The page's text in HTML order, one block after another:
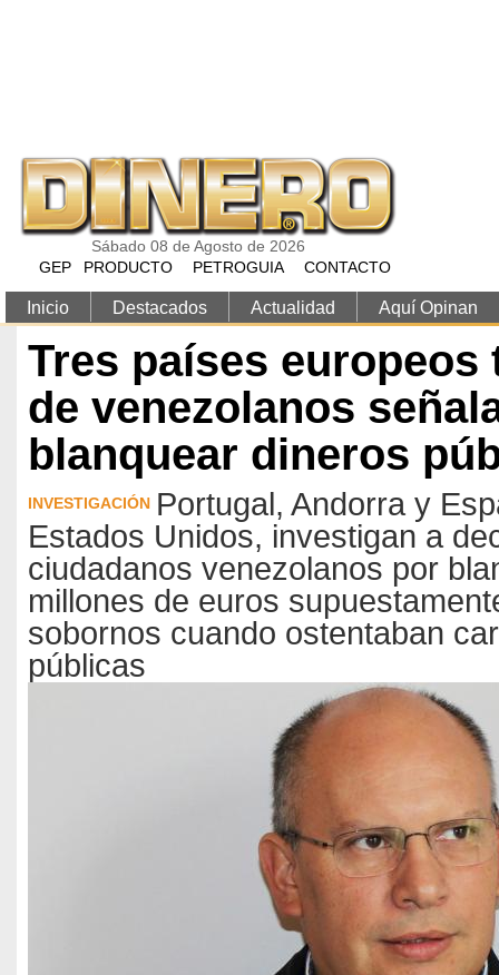
Sábado 08 de Agosto de 2026
GEP
PRODUCTO PETROGUIA CONTACTO
Inicio Destacados Actualidad Aquí Opinan
Tres países europeos
de venezolanos
blanquear dineros
INVESTIGACIÓN Portugal, Andorra y
Estados Unidos, investigan a
ciudadanos venezolanos por
millones de euros
sobornos cuando ostentaban
públicas